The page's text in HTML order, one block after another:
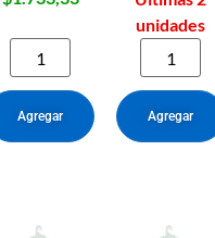
Agregar
unidades
Agregar